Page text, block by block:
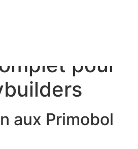
Tablets
:
pour
aux Primobol